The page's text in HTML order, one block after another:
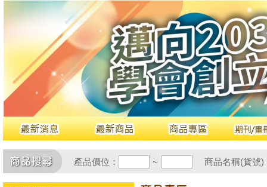
產品價位： ~ 商品名稱(貨號